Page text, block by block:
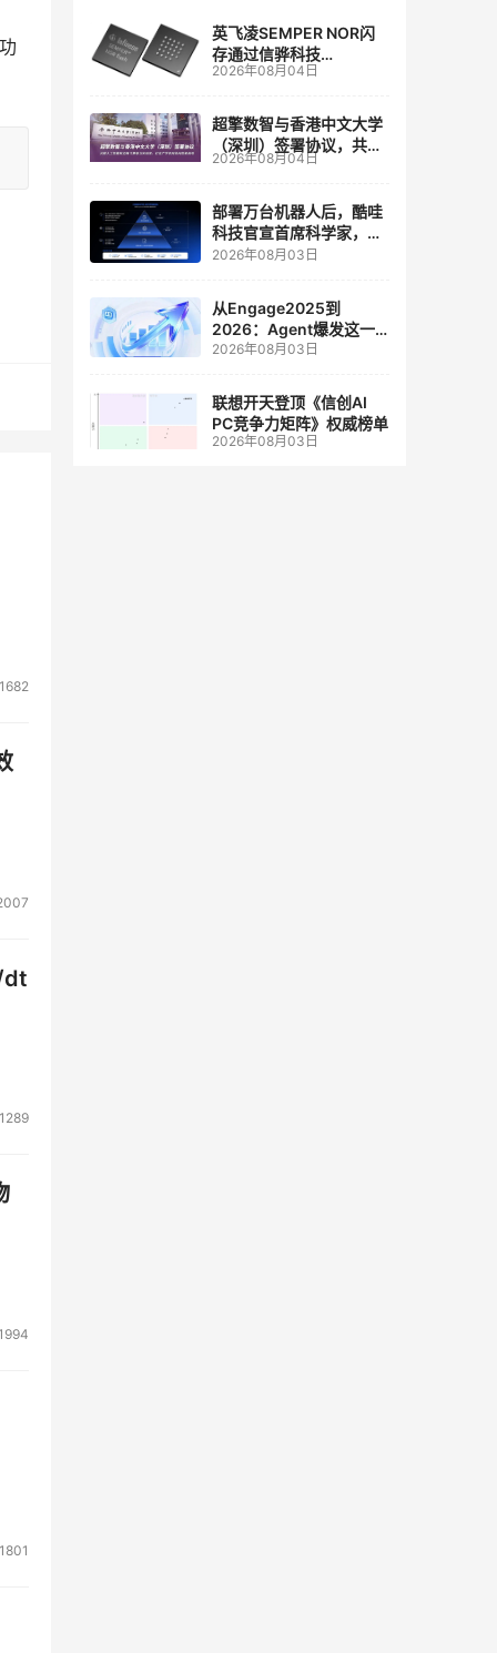
1682
dt
1289
1801
英飞凌SEMPER NOR闪
存通过信骅科技
AST2700 BMC认证，全
管理
2026年08月04日
超擎数智与香港中文大学
（深圳）签署协议，共建
人工智能和边缘计算联合
2026年08月04日
部署万台机器人后，酷哇
科技官宣首席科学家，要
让世界模型交付生产力
2026年08月03日
从Engage2025到
2026：Agent爆发这一
年，AI CRM 走到哪了
2026年08月03日
联想开天登顶《信创AI
PC竞争力矩阵》权威榜单
2026年08月03日